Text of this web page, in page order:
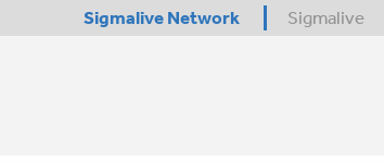
Sigmalive Network Sigmalive